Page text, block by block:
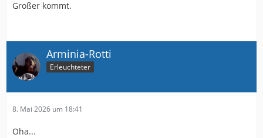
Großer kommt.
Arminia-Rotti
Erleuchteter
8. Mai 2026 um 18:41
Oha...